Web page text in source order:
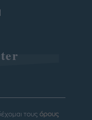
τους όρους